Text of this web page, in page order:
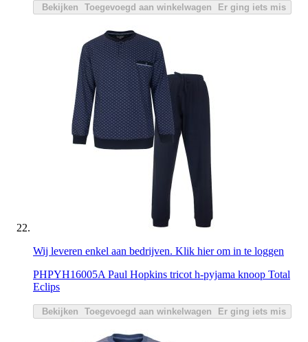
Bekijken Toegevoegd aan winkelwagen Er ging iets mis
Wij leveren enkel aan bedrijven. Klik hier om in te loggen
PHPYH16005A Paul Hopkins tricot h-pyjama knoop Total
Eclips
Bekijken Toegevoegd aan winkelwagen Er ging iets mis